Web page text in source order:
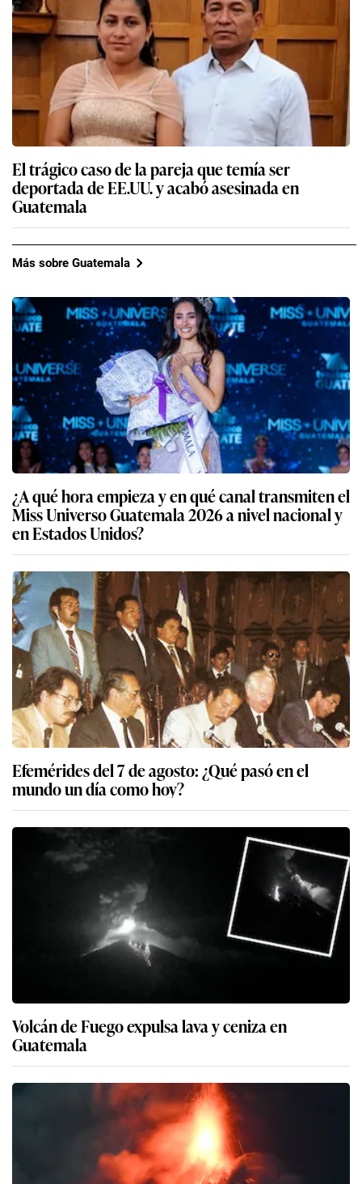
El trágico caso de la pareja que temía ser
deportada de EE.UU. y acabó asesinada en
Guatemala
Más sobre Guatemala
¿A qué hora empieza y en qué canal transmiten el
Miss Universo Guatemala 2026 a nivel nacional y
en Estados Unidos?
Efemérides del 7 de agosto: ¿Qué pasó en el
mundo un día como hoy?
Volcán de Fuego expulsa lava y ceniza en
Guatemala